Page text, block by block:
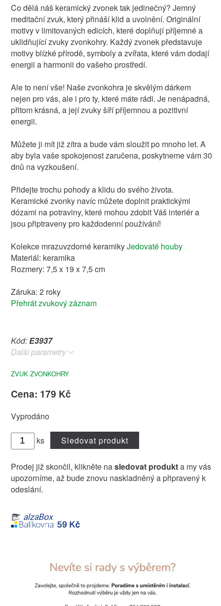
Co dělá náš keramický zvonek tak jedinečný? Jemný
meditační zvuk, který přináší klid a uvolnění. Originální
motivy v limitovaných edicích, které doplňují příjemné a
uklidňující zvuky zvonkohry. Každý zvonek představuje
motivy blízké přírodě, symboly a zvířata, které vám dodají
energii a harmonii do vašeho prostředí.
Ale to není vše! Naše zvonkohra je skvělým dárkem
nejen pro vás, ale i pro ty, které máte rádi. Je nenápadná,
přitom krásná, a její zvuky šíří příjemnou a pozitivní
energii.
Můžete ji mít již zítra a bude vám sloužit po mnoho let. A
aby byla vaše spokojenost zaručena, poskytneme vám 30
dnů na vyzkoušení.
Přidejte trochu pohody a klidu do svého života.
Keramické zvonky navíc můžete doplnit praktickými
dózami na potraviny, které mohou zdobit Váš interiér a
jsou připtraveny pro každodenní používání!
Kolekce mrazuvzdorné keramikyJedovaté houby
Materiál: keramika
Rozmery: 7,5 x 19 x 7,5 cm
Záruka: 2 roky
Přehrát zvukový záznam
Kód:E3937
Další parametry
ZVUK ZVONKOHRY
Cena: 179 Kč
Vyprodáno
ks Sledovat produkt
Prodej již skončil, klikněte nasledovat produkta my vás
upozorníme, až bude znovu naskladněný a připravený k
odeslání.